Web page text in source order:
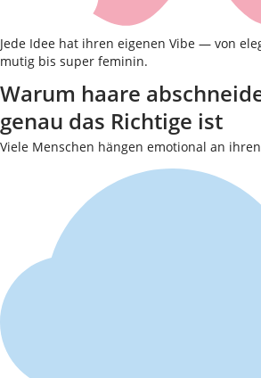
Jede Idee hat ihren eigenen Vibe — von
mutig bis super feminin.
Warum haare
genau das Richtige ist
Viele Menschen hängen emotional an